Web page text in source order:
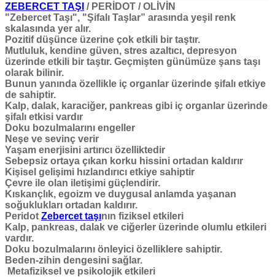
ZEBERCET TAŞI / PERİDOT / OLİVİN
"Zebercet Taşı", "Şifalı Taşlar” arasında yeşil renk
skalasında yer alır.
Pozitif düşünce üzerine çok etkili bir taştır.
Mutluluk, kendine güven, stres azaltıcı, depresyon
üzerinde etkili bir taştır. Geçmişten günümüze şans taşı
olarak bilinir.
Bunun yanında özellikle iç organlar üzerinde şifalı etkiye
de sahiptir.
Kalp, dalak, karaciğer, pankreas gibi iç organlar üzerinde
şifalı etkisi vardır
Doku bozulmalarını engeller
Neşe ve sevinç verir
Yaşam enerjisini artırıcı özelliktedir
Sebepsiz ortaya çıkan korku hissini ortadan kaldırır
Kişisel gelişimi hızlandırıcı etkiye sahiptir
Çevre ile olan iletişimi güçlendirir.
Kıskançlık, egoizm ve duygusal anlamda yaşanan
soğuklukları ortadan kaldırır.
Peridot Zebercet taşının fiziksel etkileri
Kalp, pankreas, dalak ve ciğerler üzerinde olumlu etkileri
vardır.
Doku bozulmalarını önleyici özelliklere sahiptir.
Beden-zihin dengesini sağlar.
Metafiziksel ve psikolojik etkileri